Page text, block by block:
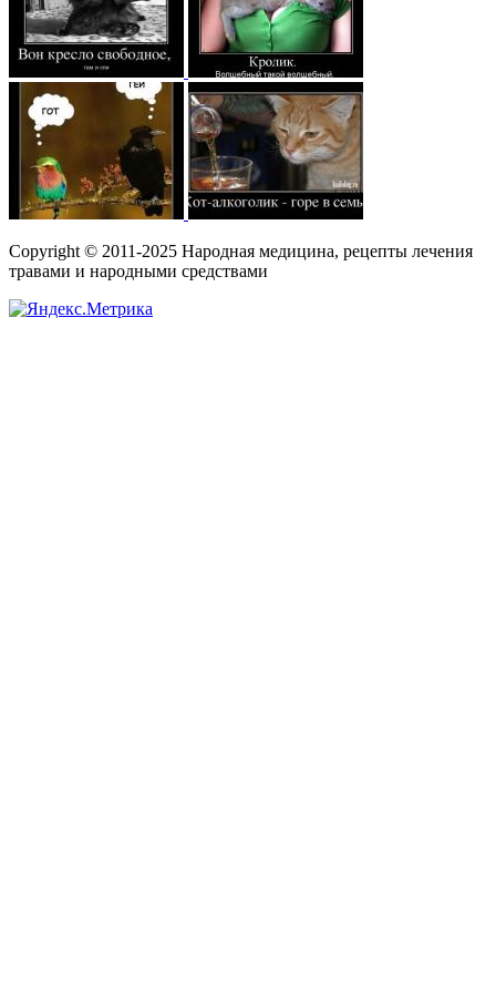
Copyright © 2011-2025 Народная медицина, рецепты лечения
травами и народными средствами